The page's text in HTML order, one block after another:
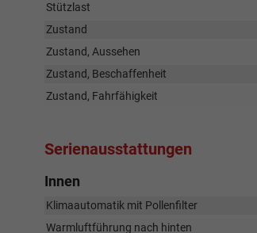
Stützlast
Zustand
Zustand, Aussehen
Zustand, Beschaffenheit
Zustand, Fahrfähigkeit
Serienausstattungen
Innen
Klimaautomatik mit Pollenfilter
Warmluftführung nach hinten